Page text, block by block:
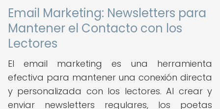
Email Marketing: Newsletters para
Mantener el Contacto con los
Lectores
El email marketing es una herramienta
efectiva para mantener una conexión directa
y personalizada con los lectores. Al crear y
enviar newsletters regulares, los poetas